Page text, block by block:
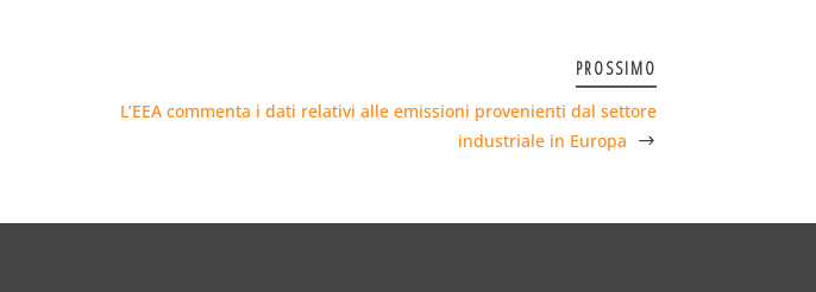
PROSSIMO
L’EEA commenta i dati relativi alle emissioni provenienti dal settore
industriale in Europa